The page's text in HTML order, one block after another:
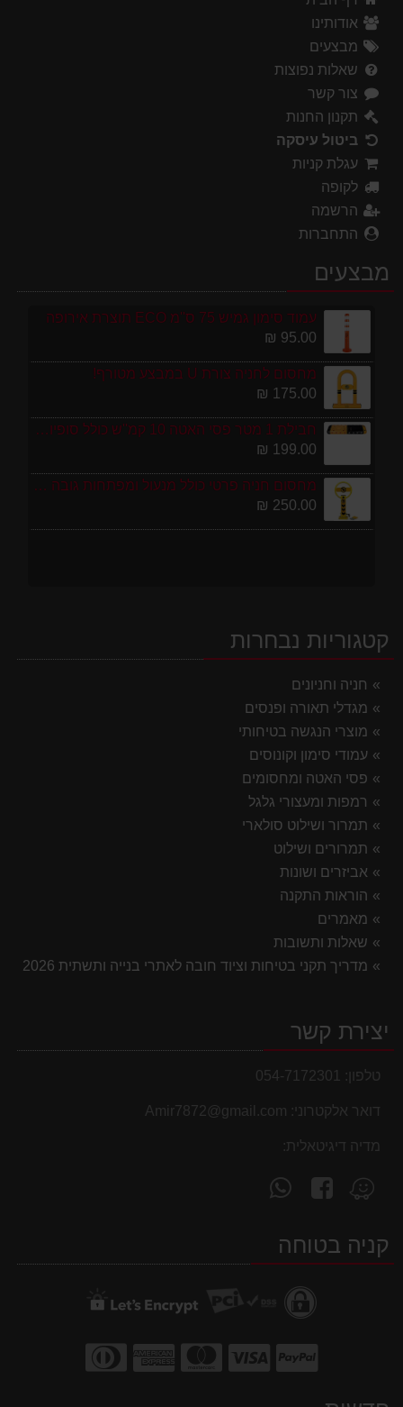
אודותינו
מבצעים
שאלות נפוצות
צור קשר
תקנון החנות
ביטול עיסקה
עגלת קניות
לקופה
הרשמה
התחברות
מבצעים
עמוד סימון גמיש 75 ס''מ ECO תוצרת אירופה
95.00 ₪
מחסום לחניה צורת U במבצע מטורף!
175.00 ₪
חבילת 1 מטר פסי האטה 10 קמ''ש כולל סופיות מפלסטיק
199.00 ₪
מחסום חניה פרטי כולל מנעול ומפתחות גובה 70 ס"מ
250.00 ₪
קטגוריות נבחרות
חניה וחניונים
מגדלי תאורה ופנסים
מוצרי הנגשה בטיחותי
עמודי סימון וקונוסים
פסי האטה ומחסומים
רמפות ומעצורי גלגל
תמרור ושילוט סולארי
תמרורים ושילוט
אביזרים ושונות
הוראות התקנה
מאמרים
שאלות ותשובות
מדריך תקני בטיחות וציוד חובה לאתרי בנייה ותשתית 2026
יצירת קשר
טלפון: 054-7172301
דואר אלקטרוני: Amir7872@gmail.com
מדיה דיגיטאלית:
מצא
אותנו
Waze
עקוב
אחרינו
facebookקניה בטוחה